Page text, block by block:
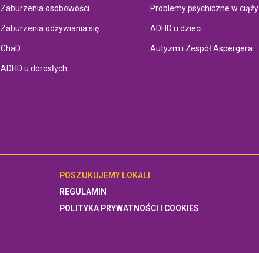
Zaburzenia osobowości
Zaburzenia odżywiania się
ChaD
ADHD u dorosłych
Problemy psychiczne w ciąży
ADHD u dzieci
Autyzm i Zespół Aspergera
POSZUKUJEMY LOKALI
REGULAMIN
POLITYKA PRYWATNOŚCI I COOKIES